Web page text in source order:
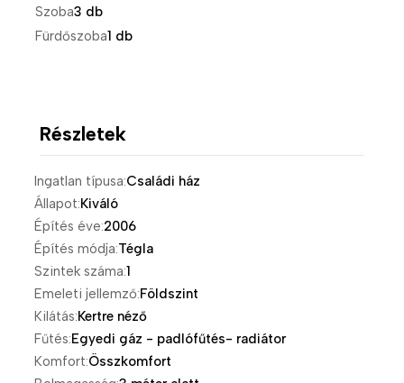
Szoba3 db
Fürdőszoba1 db
Részletek
Ingatlan típusa:Családi ház
Állapot:Kiváló
Építés éve:2006
Építés módja:Tégla
Szintek száma:1
Emeleti jellemző:Földszint
Kilátás:Kertre néző
Fűtés:Egyedi gáz - padlófűtés- radiátor
Komfort:Összkomfort